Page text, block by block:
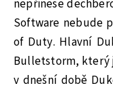
nepřinese
Software nebude
of Duty. Hlavní
Bulletstorm, který
v dnešní době